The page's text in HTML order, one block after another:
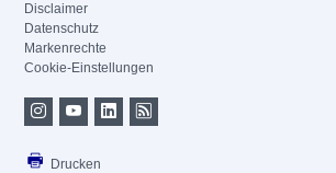
Disclaimer
Datenschutz
Markenrechte
Cookie-Einstellungen
Drucken